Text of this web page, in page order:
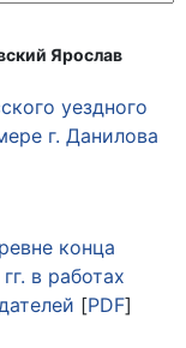
Ярослав
уездного
г. Данилова
конца
в работах
[PDF]